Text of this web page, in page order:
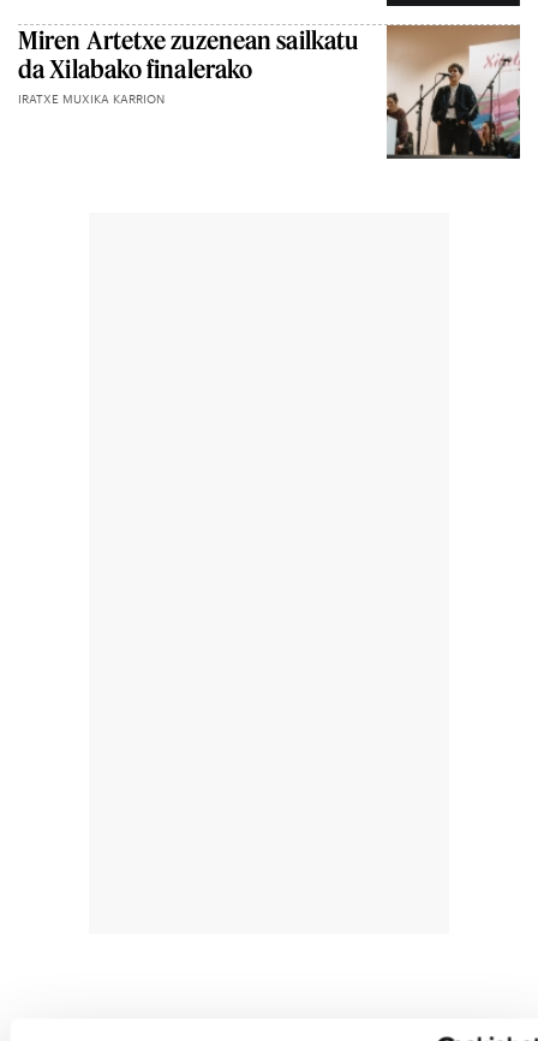
Miren Artetxe zuzenean sailkatu
da Xilabako finalerako
IRATXE MUXIKA KARRION